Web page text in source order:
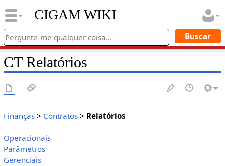
CIGAM WIKI
CT Relatórios
Finanças> Contratos> Relatórios
Operacionais
Parâmetros
Gerenciais